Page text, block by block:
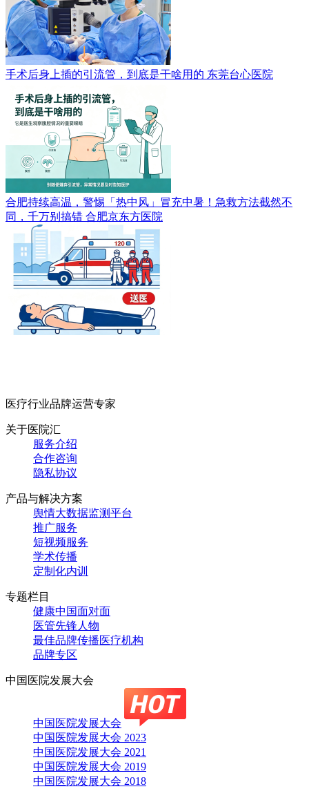
手术后身上插的引流管，到底是干啥用的 东莞台心医院
合肥持续高温，警惕「热中风」冒充中暑！急救方法截然不
同，千万别搞错 合肥京东方医院
医疗行业品牌运营专家
关于医院汇
服务介绍
合作咨询
隐私协议
产品与解决方案
舆情大数据监测平台
推广服务
短视频服务
学术传播
定制化内训
专题栏目
健康中国面对面
医管先锋人物
最佳品牌传播医疗机构
品牌专区
中国医院发展大会
中国医院发展大会
中国医院发展大会 2023
中国医院发展大会 2021
中国医院发展大会 2019
中国医院发展大会 2018